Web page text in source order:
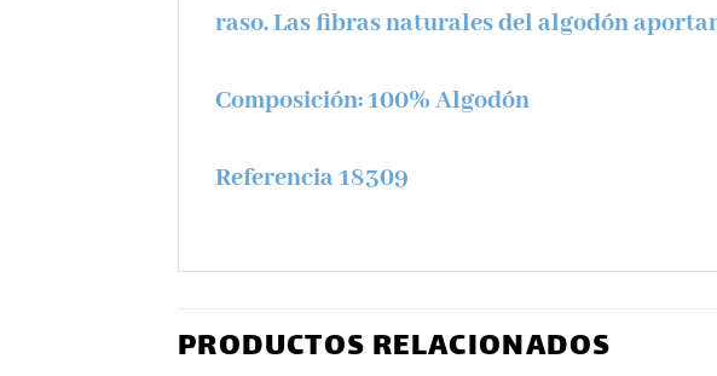
raso. Las fibras naturales del algodón
Composición:100% Algodón
Referencia 18309
PRODUCTOS RELACIONADOS